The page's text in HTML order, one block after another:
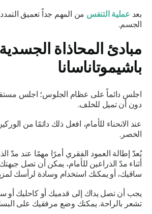
بعدعملية التنفسمن المهم جداً تعميق التمدد
الجسم.
مبادئ المحاذاة
باشيموتاناسانا
اجلس دائماً على عظام الجلوس؛ اجلس
دون أن تميل للخلف.
عند الانحناء للأمام، افعل ذلك دائمًا من
الخصر.
يُعدّ إطالة العمود الفقري أمرًا مهمًا عند مدّ
أثناء مدّ الذراعين للأمام، يمكن أن تصل جبهتك
ساقيك، أو يمكنك استخدام وسادة لرأسك
يجب أن تصل يداك إلى قدميك أو كاحليك أو
تشعر بالراحة. يمكنك وضع مرفقيك على